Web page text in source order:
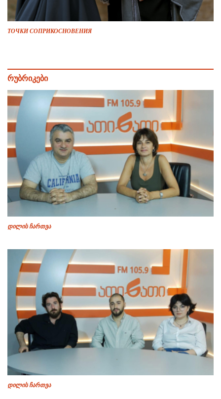
ТОЧКИ СОПРИКОСНОВЕНИЯ
რუბრიკები
დილის ჩართვა
დილის ჩართვა